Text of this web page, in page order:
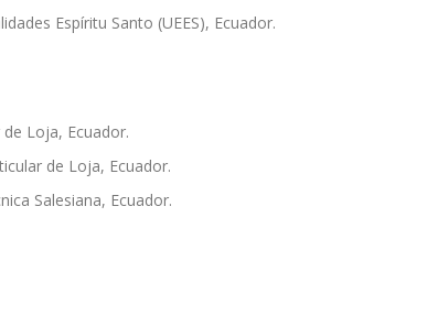
Espíritu Santo (UEES), Ecuador.
Loja, Ecuador.
de Loja, Ecuador.
Salesiana, Ecuador.